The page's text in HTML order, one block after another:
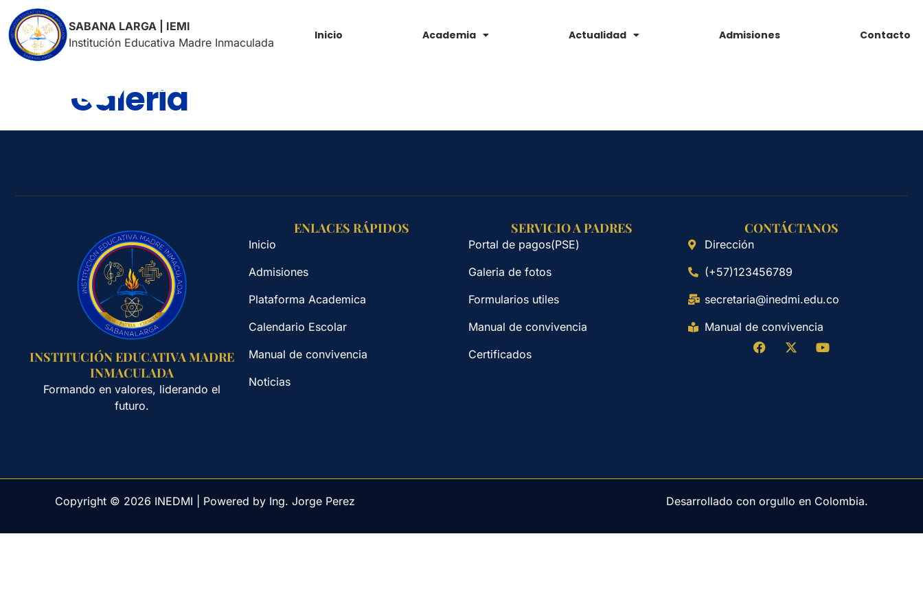
SABANA LARGA | IEMI
Institución Educativa Madre Inmaculada
Inicio Academia Actualidad Admisiones Contacto
Galeria
INSTITUCIÓN EDUCATIVA MADRE
INMACULADA
Formando en valores, liderando el
futuro.
ENLACES RÁPIDOS
Inicio
Admisiones
Plataforma Academica
Calendario Escolar
Manual de convivencia
Noticias
SERVICIO A PADRES
Portal de pagos(PSE)
Galeria de fotos
Formularios utiles
Manual de convivencia
Certificados
CONTÁCTANOS
Dirección
(+57)123456789
secretaria@inedmi.edu.co
Manual de convivencia
Copyright © 2026 INEDMI | Powered by Ing. Jorge Perez Desarrollado con orgullo en Colombia.